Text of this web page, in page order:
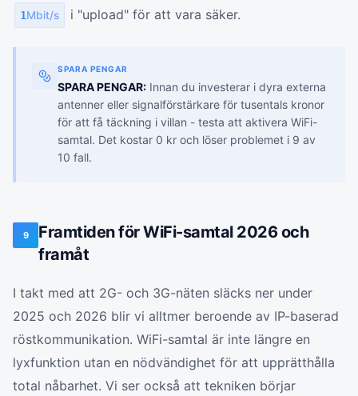
1Mbit/s i "upload" för att vara säker.
SPARA PENGAR
SPARA PENGAR: Innan du investerar i dyra externa
antenner eller signalförstärkare för tusentals kronor
för att få täckning i villan - testa att aktivera WiFi-
samtal. Det kostar 0 kr och löser problemet i 9 av
10 fall.
9
Framtiden för WiFi-samtal 2026 och
framåt
I takt med att 2G- och 3G-näten släcks ner under
2025 och 2026 blir vi alltmer beroende av IP-baserad
röstkommunikation. WiFi-samtal är inte längre en
lyxfunktion utan en nödvändighet för att upprätthålla
total nåbarhet. Vi ser också att tekniken börjar